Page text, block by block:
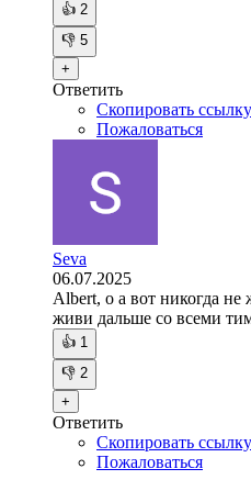
👍 2
👎 5
+
Ответить
Скопировать ссылку
Пожаловаться
Seva
06.07.2025
Albert, о а вот никогда
живи дальше со всеми
👍 1
👎 2
+
Ответить
Скопировать ссылку
Пожаловаться